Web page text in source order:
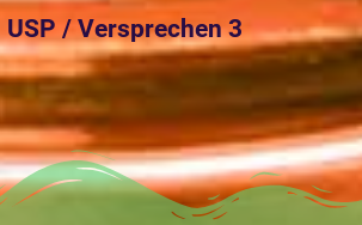
USP / Versprechen 3